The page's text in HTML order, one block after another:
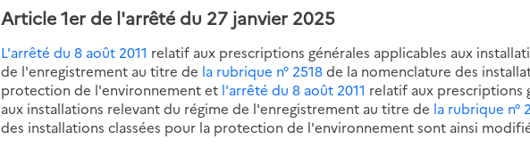
Article 1er de l'arrêté du 27 janvier 2025
L'arrêté du 8 août 2011 relatif aux prescriptions générales applicables aux
de l'enregistrement au titre de la rubrique n° 2518de la nomenclature des
protection de l'environnement et l'arrêté du 8 août 2011 relatif aux prescriptions
aux installations relevant du régime de l'enregistrement au titre de la rubrique n°
des installations classées pour la protection de l'environnement sont ainsi